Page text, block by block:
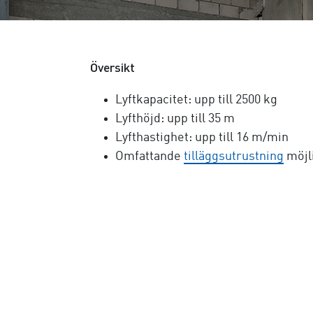
Översikt
Lyftkapacitet: upp till 2500 kg
Lyfthöjd: upp till 35 m
Lyfthastighet: upp till 1 6 m/min
Omfattande tilläggsutrustning